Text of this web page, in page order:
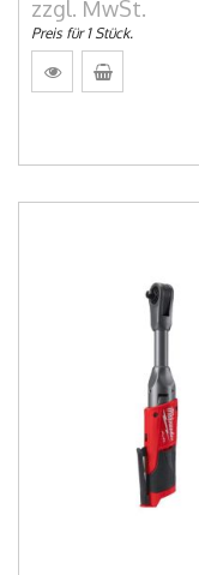
zzgl. MwSt.
Preis für 1 Stück.